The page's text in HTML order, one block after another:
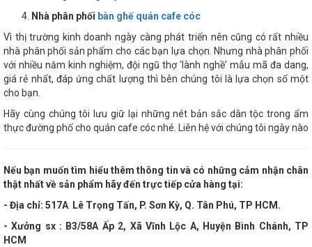
Nhà phân phối bàn ghế quán cafe cóc
Vì thị trường kinh doanh ngày càng phát triển nên cũng có rất nhiều
nhà phân phối sản phẩm cho các bạn lựa chọn. Nhưng nhà phân phối
với nhiều năm kinh nghiệm, đội ngũ thợ ‘lành nghề’ mẫu mã đa dang,
giá rẻ nhất, đáp ứng chất lượng thì bên chúng tôi là lựa chọn số một
cho bạn.
Hãy cùng chúng tôi lưu giữ lại những nét bản sắc dân tộc trong ẩm
thực đường phố cho quán cafe cóc nhé. Liên hệ với chúng tôi ngày nào
Nếu bạn muốn tìm hiểu thêm thông tin và có những cảm nhận chân
thật nhất về sản phẩm hãy đến trực tiếp cửa hàng tại:
- Địa chỉ: 517A Lê Trọng Tấn, P. Sơn Kỳ, Q. Tân Phú, TP HCM .
- Xưởng sx : B3/58A Ấp 2, Xã Vĩnh Lộc A, Huyện Bình Chánh, TP
HCM